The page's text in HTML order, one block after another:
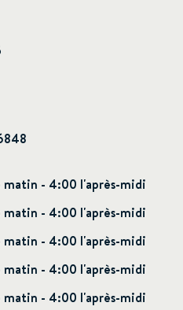
matin - 4:00 l'après-midi
matin - 4:00 l'après-midi
matin - 4:00 l'après-midi
matin - 4:00 l'après-midi
matin - 4:00 l'après-midi